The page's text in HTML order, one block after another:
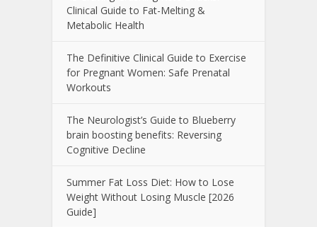
Clinical Guide to Fat-Melting &
Metabolic Health
The Definitive Clinical Guide to Exercise
for Pregnant Women: Safe Prenatal
Workouts
The Neurologist’s Guide to Blueberry
brain boosting benefits: Reversing
Cognitive Decline
Summer Fat Loss Diet: How to Lose
Weight Without Losing Muscle [2026
Guide]